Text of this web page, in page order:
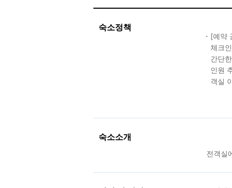
숙소정책
[예약
체크
간단
인원
객실
숙소소개
전객실